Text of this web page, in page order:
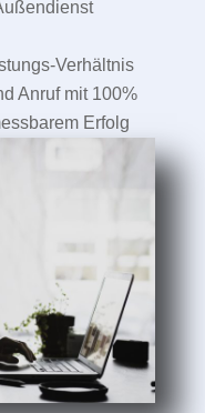
Verhältnis
Anruf mit 100%
Erfolg